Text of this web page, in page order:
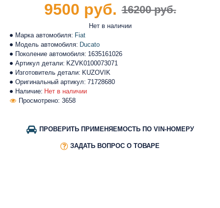
Наличие: Нет в наличии
Марка автомобиля: Fiat
Модель автомобиля: Ducato
Поколение автомобиля: 1635161026
Артикул детали: KZVK0100073071
Изготовитель детали: KUZOVIK
Оригинальный артикул: 71728680
Просмотрено: 3658
Нет в наличии
16200 руб.
9500 руб.
ПРОВЕРИТЬ ПРИМЕНЯЕМОСТЬ ПО VIN-НОМЕРУ
ЗАДАТЬ ВОПРОС О ТОВАРЕ